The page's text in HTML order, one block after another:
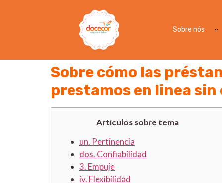
Sobre nós
Sobre cómo las
prestamos en linea
Artículos sobre tema
un. Pertinencia
dos. Confiabilidad
3. Empuje
iv. Flexibilidad